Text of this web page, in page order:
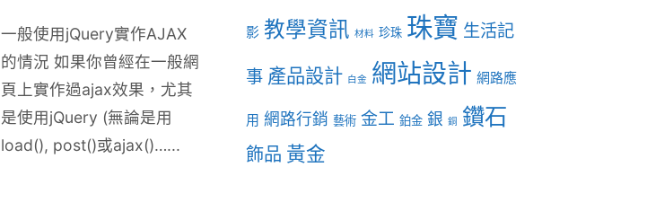
一般使用jQuery實作AJAX
的情況 如果你曾經在一般網
頁上實作過ajax效果，尤其
是使用jQuery (無論是用
load(), post()或ajax()…...
影 教學資訊 材料 珍珠 珠寶 生活記
事 產品設計 白金 網站設計 網路應
用 網路行銷 藝術 金工 鉑金 銀 銅 鑽石
飾品 黃金